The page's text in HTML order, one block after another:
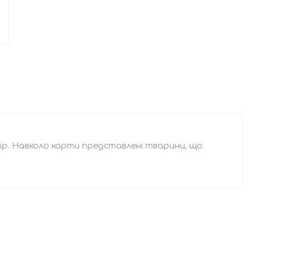
Навколо карти представлені тварини, що